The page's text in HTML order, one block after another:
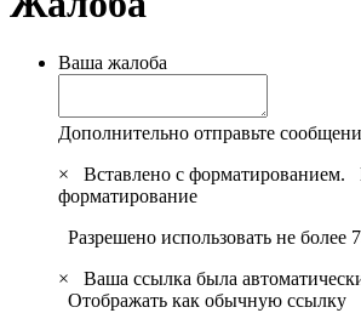
Ваша жалоба
Дополнительно отправьте
×
Вставлено с форматированием.
форматирование
Разрешено использовать не более
×
Ваша ссылка была
Отображать как обычную ссылку